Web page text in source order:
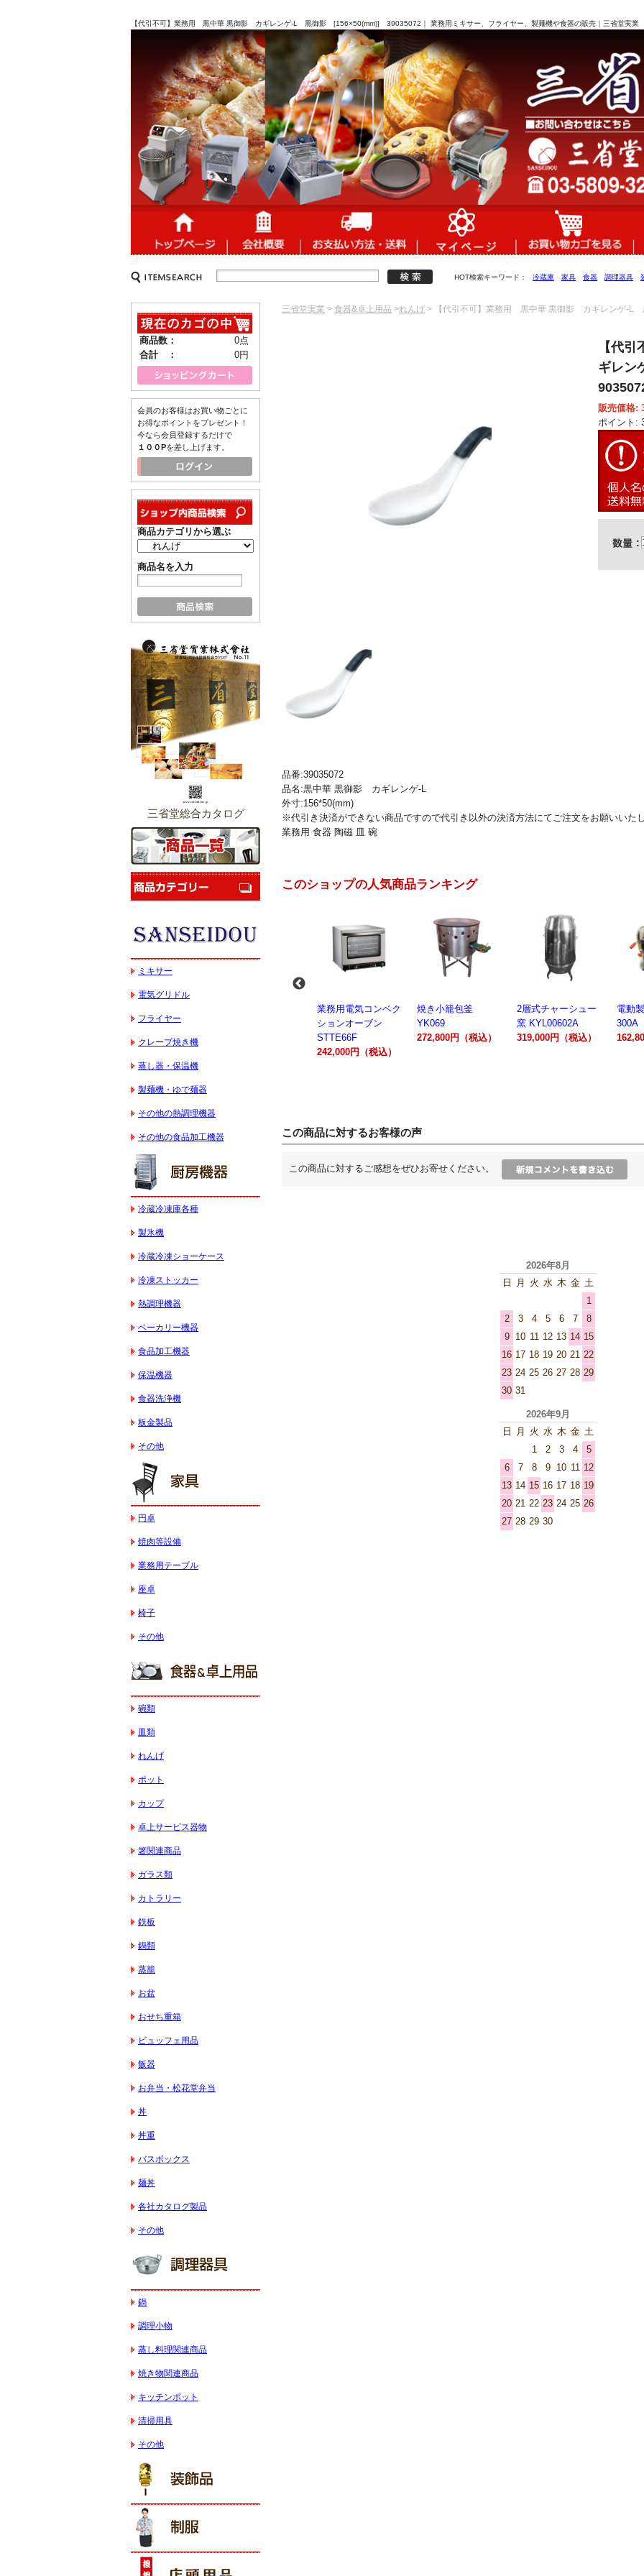
【代引不可】業務用 黒中華 黒御影 カギレンゲ-L 黒御影 [156×50(mm)] 39035072｜ 業務用ミキサー、フライヤー、製麺機や食器の販売｜三省堂実業
HOT検索キーワード： 冷蔵庫 家具 食器 調理器具
三省堂実業 > 食器&卓上用品 >れんげ > 【代引不可】業務用 黒中華 黒御影 カギレンゲ-
【代
ギレ
販売価格:
ポイント:
品番:39035072
品名:黒中華 黒御影 カギレンゲ-L
外寸:156*50(mm)
※代引き決済ができない商品ですので代引き以外の決済方法にてご注文をお願いいた
業務用 食器 陶磁 皿 碗
このショップの人気商品ランキング
キサー 30L
HTHS30IN
業務用電気コンベク
ションオーブン
STTE66F
242,000円（税込）
焼き小籠包釜
YK069
272,800円（税込）
2層式チャーシュー
窯 KYL00602A
319,000円（税込）
電動
300A
この商品に対するお客様の声
この商品に対するご感想をぜひお寄せください。
商品数：
0点
合計 ：
0円
会員のお客様はお買い物ごとに
お得なポイントをプレゼント！
今なら会員登録するだけで
１００Pを差し上げます。
商品カテゴリから選ぶ
商品名を入力
三省堂総合カタログ
ミキサー
電気グリドル
フライヤー
クレープ焼き機
蒸し器・保温機
製麺機・ゆで麺器
その他の熱調理機器
その他の食品加工機器
冷蔵冷凍庫各種
製氷機
冷蔵冷凍ショーケース
冷凍ストッカー
熱調理機器
ベーカリー機器
食品加工機器
保温機器
食器洗浄機
板金製品
その他
円卓
焼肉等設備
業務用テーブル
座卓
椅子
その他
碗類
皿類
れんげ
ポット
カップ
卓上サービス器物
箸関連商品
ガラス類
カトラリー
鉄板
鍋類
蒸籠
お盆
おせち重箱
ビュッフェ用品
飯器
お弁当・松花堂弁当
丼
丼重
バスボックス
麺丼
各社カタログ製品
その他
鍋
調理小物
蒸し料理関連商品
焼き物関連商品
キッチンポット
清掃用具
その他
2026年8月
日
月 火 水 木 金 土
1
2
3 4 5 6 7
8
9
10 11 12 13 14 15
16 17 18 19 20 21 22
23 24 25 26 27 28 29
30 31
2026年9月
日
月 火 水 木 金 土
1
2 3 4
5
6
7 8 9 10 11 12
13 14 15 16 17 18 19
20 21 22 23 24 25 26
27 28 29 30